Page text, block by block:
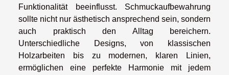
Funktionalität beeinflusst. Schmuckaufbewahrung
sollte nicht nur ästhetisch ansprechend sein, sondern
auch praktisch den Alltag bereichern.
Unterschiedliche Designs, von klassischen
Holzarbeiten bis zu modernen, klaren Linien,
ermöglichen eine perfekte Harmonie mit jedem